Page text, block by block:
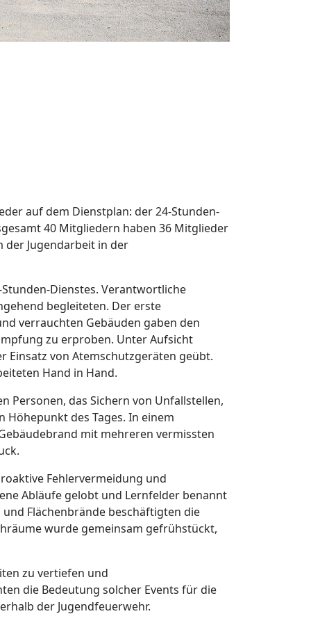
auf dem Dienstplan: der 24-Stunden-
40 Mitgliedern haben 36 Mitglieder
der Jugendarbeit in der
Dienstes. Verantwortliche
begleiteten. Der erste
verrauchten Gebäuden gaben den
zu erproben. Unter Aufsicht
Einsatz von Atemschutzgeräten geübt.
Hand in Hand.
Personen, das Sichern von Unfallstellen,
Höhepunkt des Tages. In einem
mit mehreren vermissten
Fehlervermeidung und
Abläufe gelobt und Lernfelder benannt
Flächenbrände beschäftigten die
wurde gemeinsam gefrühstückt,
zu vertiefen und
die Bedeutung solcher Events für die
der Jugendfeuerwehr.